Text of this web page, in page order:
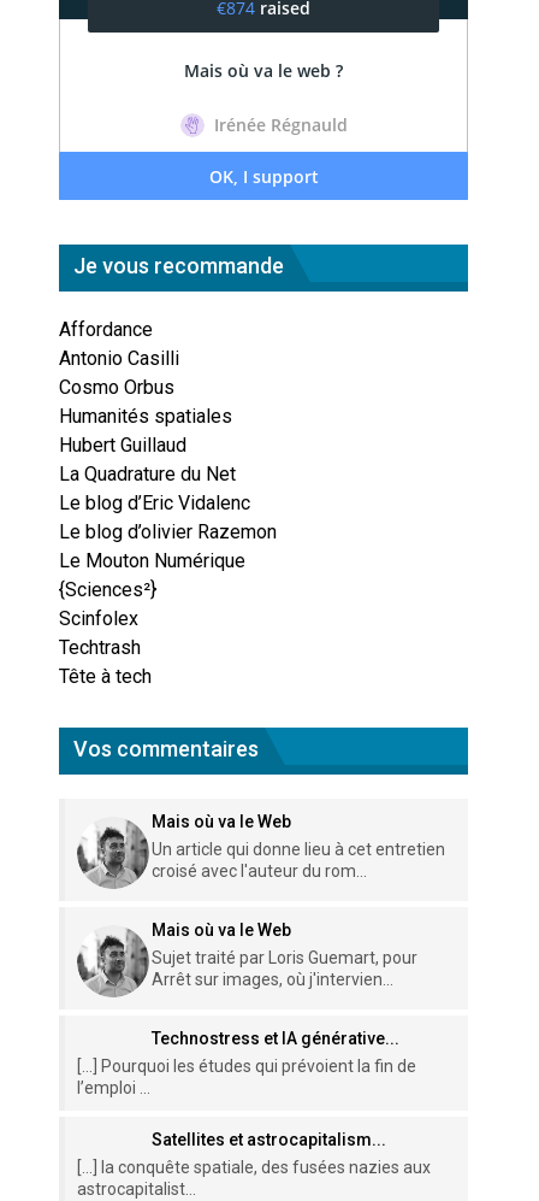
Je vous recommande
Affordance
Antonio Casilli
Cosmo Orbus
Humanités spatiales
Hubert Guillaud
La Quadrature du Net
Le blog d’Eric Vidalenc
Le blog d’olivier Razemon
Le Mouton Numérique
{Sciences²}
Scinfolex
Techtrash
Tête à tech
Vos commentaires
Mais où va le Web
Un article qui donne lieu à cet entretien
croisé avec l'auteur du rom...
Mais où va le Web
Sujet traité par Loris Guemart, pour
Arrêt sur images, où j'intervien...
Technostress et IA générative...
[…] Pourquoi les études qui prévoient la fin de
l’emploi ...
Satellites et astrocapitalism...
[…] la conquête spatiale, des fusées nazies aux
astrocapitalist...